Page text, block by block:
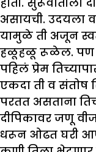
असायची. उदयला
यामुळे ती अजून
हळूहळू रूळेल. पण
पहिलं प्रेम
एकदा ती व संतोष
परतत असताना
दीपिकावर जणू
धरून ओढत घरी